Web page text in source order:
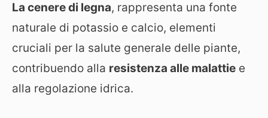
La cenere di legna, rappresenta una fonte
naturale di potassio e calcio, elementi
cruciali per la salute generale delle piante,
contribuendo alla resistenza alle malattie e
alla regolazione idrica.